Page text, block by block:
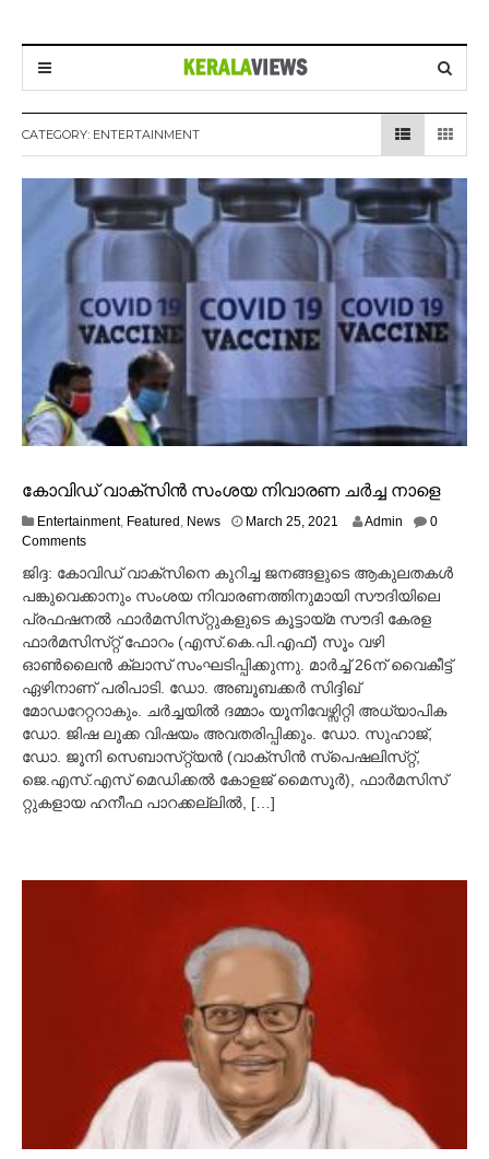
CATEGORY: ENTERTAINMENT
കോവിഡ് വാക്സിന്‍ സംശയ നിവാരണ ചര്‍ച്ച നാളെ
Entertainment, Featured News March 25, 2021
c
h
2
5
2
0
2
1
Admin
0
Comments
ജിദ്ദ: കോവിഡ് വാക്സിനെ കുറിച്ച ജനങ്ങളുടെ ആകുലതകള്‍
പങ്കുവെക്കാനും സംശയ നിവാരണത്തിനുമായി സൗദിയിലെ
പ്രഫഷനല്‍ ഫാര്‍മസിസ്​റ്റുകളുടെ കൂട്ടായ്മ സൗദി കേരള
ഫാര്‍മസിസ്​റ്റ് ഫോറം (എസ്​.കെ.പി.എഫ്​) സൂം വഴി
ഓണ്‍ലൈന്‍ ക്ലാസ് സംഘടിപ്പിക്കുന്നു. മാര്‍ച്ച്‌ 26ന്​ വൈകീട്ട്
ഏഴിനാണ്​ പരിപാടി. ഡോ. അബൂബക്കര്‍ സിദ്ദിഖ്
മോഡറേറ്ററാകും. ചര്‍ച്ചയില്‍ ദമ്മാം യൂനിവേഴ്സിറ്റി അധ്യാപിക
ഡോ. ജിഷ ലൂക്ക വിഷയം അവതരിപ്പിക്കും. ഡോ. സുഹാജ്,
ഡോ. ജൂനി സെബാസ്​റ്റ്യന്‍ (വാക്സിന്‍ സ്പെഷലിസ്​റ്റ്​,
ജെ.എസ്​.എസ്​ മെഡിക്കല്‍ കോളജ് മൈസൂര്‍), ഫാര്‍മസിസ്​
റ്റുകളായ ഹനീഫ പാറക്കല്ലില്‍, […]